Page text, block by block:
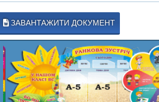
ЗАВАНТАЖИТИ ДОКУМЕНТ